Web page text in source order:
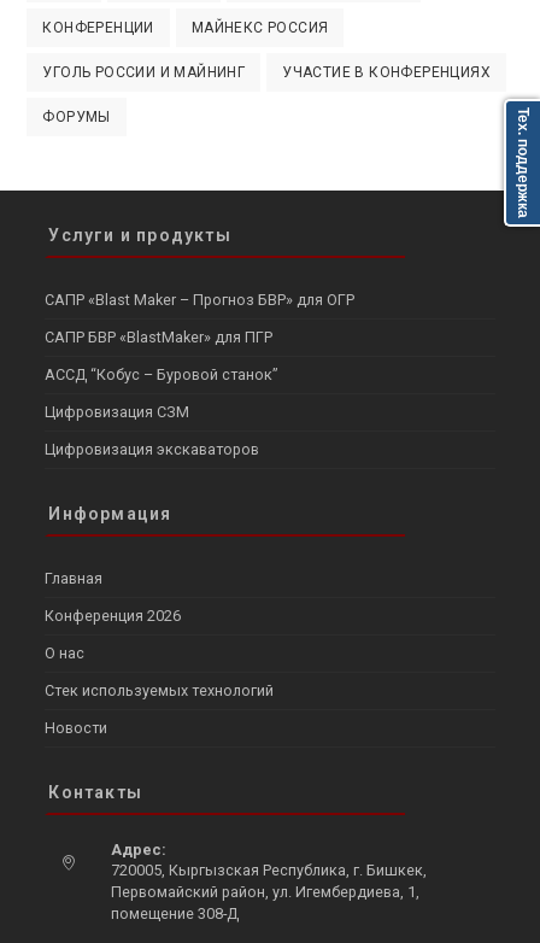
КОНФЕРЕНЦИИ МАЙНЕКС РОССИЯ
УГОЛЬ РОССИИ И МАЙНИНГ УЧАСТИЕ В КОНФЕРЕНЦИЯХ
ФОРУМЫ
Услуги и продукты
САПР «Blast Maker – Прогноз БВР» для ОГР
САПР БВР «BlastMaker» для ПГР
АССД “Кобус – Буровой станок”
Цифровизация СЗМ
Цифровизация экскаваторов
Информация
Главная
Конференция 2026
О нас
Стек используемых технологий
Новости
Контакты
Адрес:
720005, Кыргызская Республика, г. Бишкек,
Первомайский район, ул. Игембердиева, 1,
помещение 308-Д
Тех. поддержка